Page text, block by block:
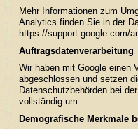
Mehr Informationen zum
Analytics finden Sie in der
https://support.google.com/
Auftragsdatenverarbeitung
Wir haben mit Google einen
abgeschlossen und setzen
Datenschutzbehörden bei
vollständig um.
Demografische Merkmale